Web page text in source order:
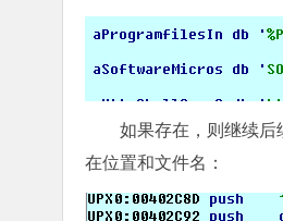
如果存在，则继续
在位置和文件名：